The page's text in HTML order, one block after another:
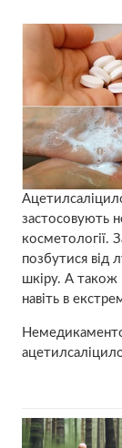
застосовують
косметології.
позбутися від
шкіру. А також
навіть в